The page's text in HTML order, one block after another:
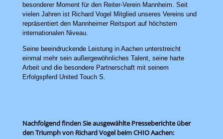
besonderer Moment für den Reiter-Verein Mannheim. Seit
vielen Jahren ist Richard Vogel Mitglied unseres Vereins und
repräsentiert den Mannheimer Reitsport auf höchstem
internationalen Niveau.
Seine beeindruckende Leistung in Aachen unterstreicht
einmal mehr sein außergewöhnliches Talent, seine harte
Arbeit und die besondere Partnerschaft mit seinem
Erfolgspferd United Touch S.
Nachfolgend finden Sie ausgewählte Presseberichte über
den Triumph von Richard Vogel beim CHIO Aachen: